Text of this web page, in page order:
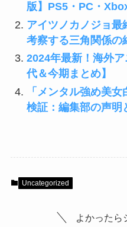
版】PS5・PC・
アイツノカノジョ最
考察する三角関係の
2024年最新！海外
代＆今期まとめ】
「メンタル強め美
検証：編集部の声明
Uncategorized
よかったら